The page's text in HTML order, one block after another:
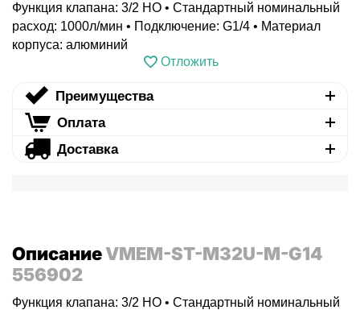
Функция клапана: 3/2 НО • Стандартный номинальный
расход: 1000л/мин • Подключение: G1/4 • Материал
корпуса: алюминий
Отложить
Преимущества
Оплата
Доставка
ОписаниеVMEM-ST-M32U-M-G14
556902
Функция клапана: 3/2 НО • Стандартный номинальный